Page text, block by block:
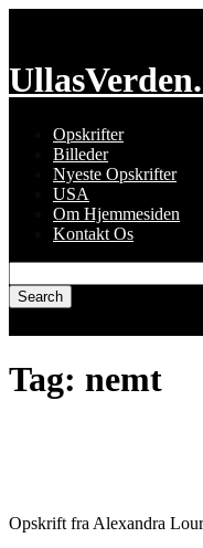
Opskrifter
Billeder
Nyeste Opskrifter
USA
Om Hjemmesiden
Kontakt Os
for:
Tag: nemt
Opskrift fra Alexandra